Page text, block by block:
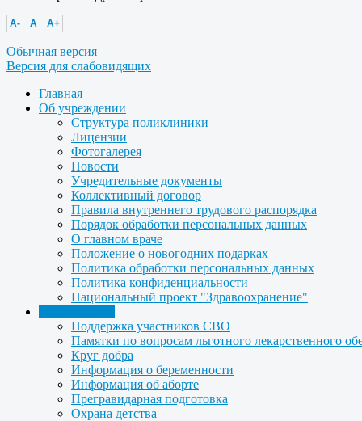
A- A A+
Обычная версия
Версия для слабовидящих
Главная
Об учреждении
Структура поликлиники
Лицензии
Фотогалерея
Новости
Учредительные документы
Коллективный договор
Правила внутреннего трудового распорядка
Порядок обработки персональных данных
О главном враче
Положение о новогодних подарках
Политика обработки персональных данных
Политика конфиденциальности
Национальный проект "Здравоохранение"
Поддержка участников СВО
Памятки по вопросам льготного лекарственного
Круг добра
Информация о беременности
Информация об аборте
Прегравидарная подготовка
Охрана детства